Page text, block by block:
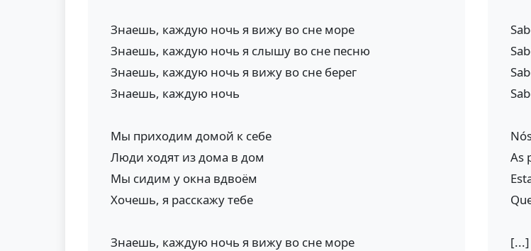
Знаешь, каждую ночь я вижу во сне море
Знаешь, каждую ночь я слышу во сне песню
Знаешь, каждую ночь я вижу во сне берег
Знаешь, каждую ночь
Мы приходим домой к себе
Люди ходят из дома в дом
Мы сидим у окна вдвоём
Хочешь, я расскажу тебе
Знаешь, каждую ночь я вижу во сне море
As
[...]